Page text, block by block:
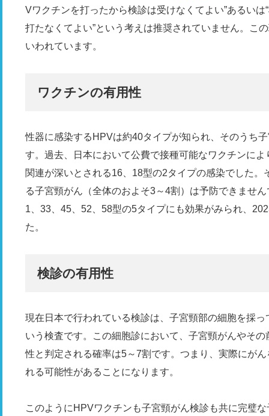
Vワクチンを打ったから検診は受けなくてよい”あるい
打たなくてよい”という考えは推奨されていません。こ
いわれています。
ワクチンの有用性
性器に感染するHPVは約40タイプが知られ、そのうち
す。過去、日本において公費で接種可能なワクチンに
関連が深いとされる16、18型の2タイプの感染でした
る子宮頸がん（全体のおよそ3～4割）は予防できませ
1、33、45、52、58型の5タイプにも効果がみられ、
た。
検診の有用性
現在日本で行われている検診は、子宮頸部の細胞を採
いう検査です。この細胞診において、子宮頸がんやそ
性と判定される確率は5～7割です。つまり、実際にが
れる可能性があることになります。
このようにHPVワクチンも子宮頸がん検診も共に完璧